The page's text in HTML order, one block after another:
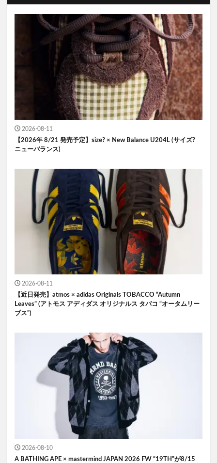
2026-08-11
【2026年 8/21 発売予定】size? × New Balance U204L (サイズ?
ニューバランス)
2026-08-11
【近日発売】atmos × adidas Originals TOBACCO “Autumn
Leaves” (アトモス アディダス オリジナルス タバコ “オータムリー
ブス”)
2026-08-10
A BATHING APE × mastermind JAPAN 2026 FW “19TH”が8/15